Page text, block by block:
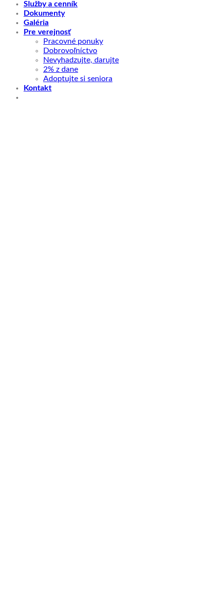
Služby a cenník
Dokumenty
Galéria
Pre verejnosť
Pracovné ponuky
Dobrovoľníctvo
Nevyhadzujte, darujte
2% z dane
Adoptujte si seniora
Kontakt